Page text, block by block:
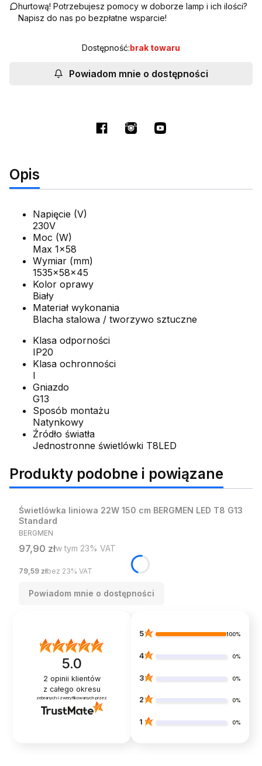
hurtową! Potrzebujesz pomocy w doborze lamp i ich ilości?
Napisz do nas po bezpłatne wsparcie!
Dostępność:brak towaru
Powiadom mnie o dostępności
Opis
Napięcie (V)
230V
Moc (W)
Max 1x58
Wymiar (mm)
1535x58x45
Kolor oprawy
Biały
Materiał wykonania
Blacha stalowa / tworzywo sztuczne
Klasa odporności
IP20
Klasa ochronności
I
Gniazdo
G13
Sposób montażu
Natynkowy
Źródło światła
Jednostronne świetlówki T8LED
Produkty podobne i powiązane
Świetlówka liniowa 22W 150 cm BERGMEN LED T8 G13
Standard
PRODUCENT
BERGMEN
Cena brutto
97,90 złw tym %s VAT
w tym 23% VAT
Cena netto
79,59 złbez 23% VAT
Powiadom mnie o dostępności
5.0
2 opinii klientów
z całego okresu
zebranych i zweryfikowanych przez
5 100%
4 0%
3 0%
2 0%
1 0%